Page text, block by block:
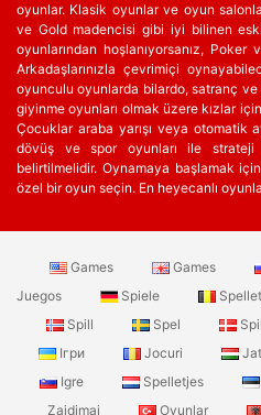
oyunlar. Klasik oyunlar ve oyun
ve Gold madencisi gibi iyi bilinen
oyunlarından hoşlanıyorsanız,
Arkadaşlarınızla çevrimiçi
oyunculu oyunlarda bilardo, satranç ve
giyinme oyunları olmak üzere kızlar
Çocuklar araba yarışı veya otomatik
dövüş ve spor oyunları ile strateji
belirtilmelidir. Oynamaya başlamak
özel bir oyun seçin. En heyecanlı
Games Games
Juegos
Spiele
Spill
Spel Spil
Ігри
Jocuri
Igre
Spelletjes
Zaidimai
Oyunlar